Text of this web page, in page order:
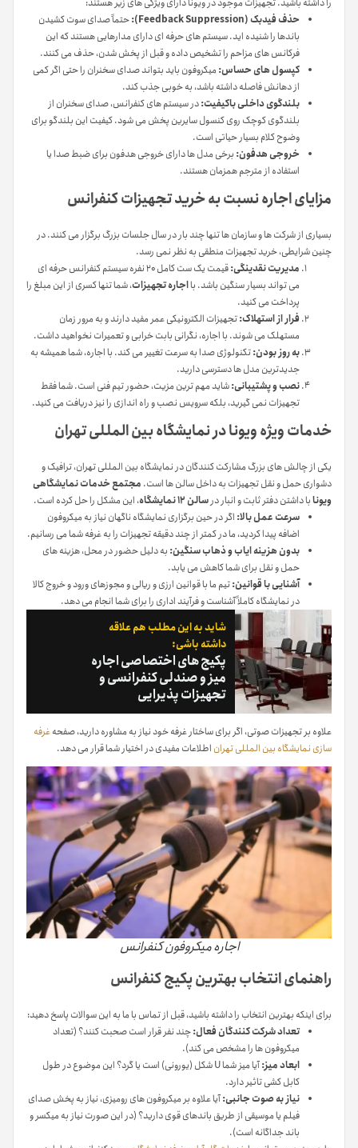
حذف فیدبک (Feedback Suppression):
حتماً صدای سوت کشیدن
باندها را شنیده اید. سیستم های حرفه ای دارای مدارهایی هستند که این
فرکانس های مزاحم را تشخیص داده و قبل از پخش شدن، حذف می کنند.
کپسول های حساس: میکروفون باید بتواند صدای سخنران را حتی اگر کمی
از دهانش فاصله داشته باشد، به خوبی جذب کند.
بلندگوی داخلی باکیفیت:در سیستم های کنفرانس، صدای سخنران از
بلندگوی کوچک روی کنسول سایرین پخش می شود. کیفیت این بلندگو برای
وضوح کلام بسیار حیاتی است.
خروجی هدفون: برخی مدل ها دارای خروجی هدفون برای ضبط صدا یا
استفاده از مترجم همزمان هستند.
مزایای اجاره نسبت به خرید تجهیزات کنفرانس
بسیاری از شرکت ها و سازمان ها تنها چند بار در سال جلسات بزرگ برگزار می کنند. در
چنین شرایطی، خرید تجهیزات منطقی به نظر نمی رسد.
مدیریت نقدینگی:
قیمت یک ست کامل ۲۰ نفره سیستم کنفرانس حرفه ای
می تواند بسیار سنگین باشد. بااجاره تجهیزات، شما تنها کسری از این مبلغ را
پرداخت می کنید.
فرار از استهلاک:تجهیزات الکترونیکی عمر مفید دارند و به مرور زمان
مستهلک می شوند. با اجاره، نگرانی بابت خرابی و تعمیرات نخواهید داشت.
به روز بودن:تکنولوژی صدا به سرعت تغییر می کند. با اجاره، شما همیشه به
جدیدترین مدل ها دسترسی دارید.
نصب و پشتیبانی:شاید مهم ترین مزیت، حضور تیم فنی است. شما فقط
تجهیزات نمی گیرید، بلکه سرویس نصب و راه اندازی را نیز دریافت می کنید.
خدمات ویژه ویونا در نمایشگاه بین المللی تهران
یکی از چالش های بزرگ مشارکت کنندگان در نمایشگاه بین المللی تهران، ترافیک و
دشواری حمل و نقل تجهیزات به داخل سالن ها است. مجتمع خدمات نمایشگاهی
ویونابا داشتن دفتر ثابت و انبار درسالن ۱۲ نمایشگاه
، این مشکل را حل کرده است.
سرعت عمل بالا: اگر در حین برگزاری نمایشگاه ناگهان نیاز به میکروفون
اضافه پیدا کردید، ما در کمتر از چند دقیقه تجهیزات را به غرفه شما می رسانیم.
بدون هزینه ایاب و ذهاب سنگین: به دلیل حضور در محل، هزینه های
حمل و نقل برای شما کاهش می یابد.
آشنایی با قوانین:تیم ما با قوانین ارزی و ریالی و مجوزهای ورود و خروج کالا
در نمایشگاه کاملاً آشناست و فرآیند اداری را برای شما انجام می دهد.
شاید به این مطلب هم علاقه
داشته باشی:
پکیج های اختصاصی اجاره
میز و صندلی کنفرانسی و
تجهیزات پذیرایی
علاوه بر تجهیزات صوتی، اگر برای ساختار غرفه خود نیاز به مشاوره دارید، صفحهغرفه
سازی نمایشگاه بین المللی تهران اطلاعات مفیدی در اختیار شما قرار می دهد.
اجاره میکروفون کنفرانس
راهنمای انتخاب بهترین پکیج کنفرانس
برای اینکه بهترین انتخاب را داشته باشید، قبل از تماس با ما به این سوالات پاسخ دهید:
تعداد شرکت کنندگان فعال:چند نفر قرار است صحبت کنند؟ (تعداد
میکروفون ها را مشخص می کند).
ابعاد میز:
آیا میز شما U شکل (یورونی) است یا گرد؟ این موضوع در طول
کابل کشی تاثیر دارد.
نیاز به صوت جانبی:آیا علاوه بر میکروفون های رومیزی، نیاز به پخش صدای
فیلم یا موسیقی از طریق باندهای قوی دارید؟ (در این صورت نیاز به میکسر و
باند جداگانه است).